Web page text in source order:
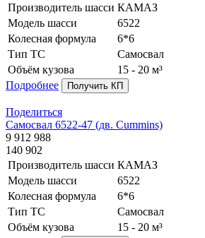
Производитель шасси КАМАЗ
Модель шасси
6522
Колесная формула
6*6
Тип ТС
Самосвал
Объём кузова
15 - 20 м³
Подробнее
Получить КП
Поделиться
Самосвал 6522-47 (дв. Cummins)
9 912 988
140 902
Производитель шасси КАМАЗ
Модель шасси
6522
Колесная формула
6*6
Тип ТС
Самосвал
Объём кузова
15 - 20 м³